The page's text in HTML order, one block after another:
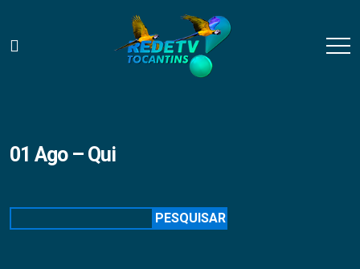
01 Ago – Qui
PESQUISAR